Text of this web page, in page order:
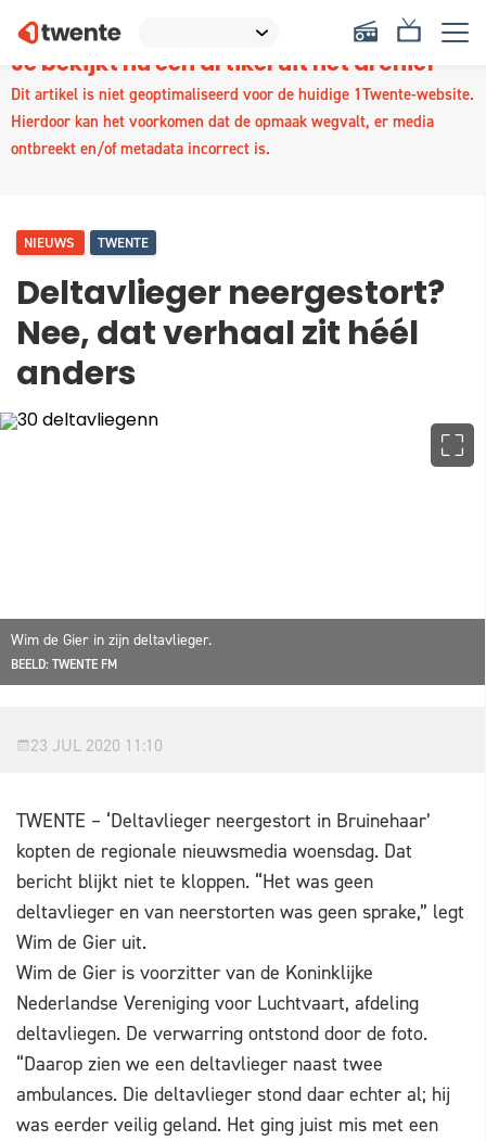
Je bekijkt nu een artikel uit het archief
Dit artikel is niet geoptimaliseerd voor de huidige 1Twente-website.
Hierdoor kan het voorkomen dat de opmaak wegvalt, er media
ontbreekt en/of metadata incorrect is.
NIEUWS TWENTE
Deltavlieger neergestort?
Nee, dat verhaal zit héél
anders
Wim de Gier in zijn deltavlieger.
BEELD: TWENTE FM
23 JUL 2020 11:10
TWENTE – ‘Deltavlieger neergestort in Bruinehaar’
kopten de regionale nieuwsmedia woensdag. Dat
bericht blijkt niet te kloppen. “Het was geen
deltavlieger en van neerstorten was geen sprake,” legt
Wim de Gier uit.
Wim de Gier is voorzitter van de Koninklijke
Nederlandse Vereniging voor Luchtvaart, afdeling
deltavliegen. De verwarring ontstond door de foto.
“Daarop zien we een deltavlieger naast twee
ambulances. Die deltavlieger stond daar echter al; hij
was eerder veilig geland. Het ging juist mis met een